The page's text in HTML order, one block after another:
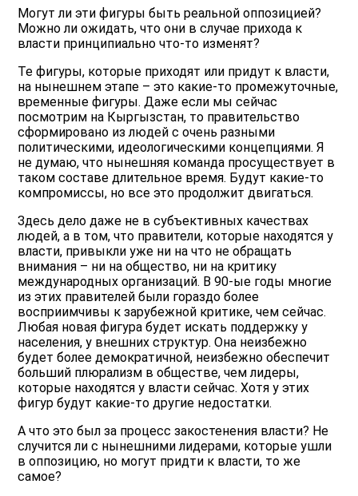
Могут ли эти фигуры быть реальной оппозицией?
Можно ли ожидать, что они в случае прихода к
власти принципиально что-то изменят?
Те фигуры, которые приходят или придут к власти,
на нынешнем этапе – это какие-то промежуточные,
временные фигуры. Даже если мы сейчас
посмотрим на Кыргызстан, то правительство
сформировано из людей с очень разными
политическими, идеологическими концепциями. Я
не думаю, что нынешняя команда просуществует в
таком составе длительное время. Будут какие-то
компромиссы, но все это продолжит двигаться.
Здесь дело даже не в субъективных качествах
людей, а в том, что правители, которые находятся у
власти, привыкли уже ни на что не обращать
внимания – ни на общество, ни на критику
международных организаций. В 90-ые годы многие
из этих правителей были гораздо более
восприимчивы к зарубежной критике, чем сейчас.
Любая новая фигура будет искать поддержку у
населения, у внешних структур. Она неизбежно
будет более демократичной, неизбежно обеспечит
больший плюрализм в обществе, чем лидеры,
которые находятся у власти сейчас. Хотя у этих
фигур будут какие-то другие недостатки.
А что это был за процесс закостенения власти? Не
случится ли с нынешними лидерами, которые ушли
в оппозицию, но могут придти к власти, то же
самое?